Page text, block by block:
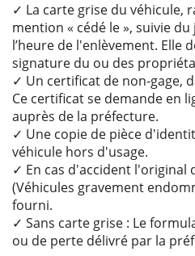
✓ La carte grise du véhicule,
mention « cédé le », suivie
l’heure de l'enlèvement. Elle
signature du ou des
✓ Un certificat de non-gage,
Ce certificat se demande en
auprès de la préfecture.
✓ Une copie de pièce
véhicule hors d'usage.
✓ En cas d'accident l'original
(Véhicules gravement
fourni.
✓ Sans carte grise : Le
ou de perte délivré par la